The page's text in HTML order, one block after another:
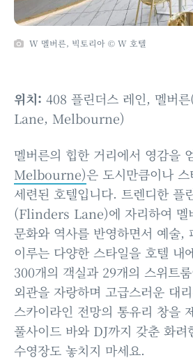
W 멜버른, 빅토리아 © W 호텔
위치: 408 플린더스 레인, 멜버
Lane, Melbourne)
멜버른의 힙한 거리에서 영감을
Melbourne)은 도시만큼이나
세련된 호텔입니다. 트렌디한 플
(Flinders Lane)에 자리하여 멜
문화와 역사를 반영하면서 예술,
이루는 다양한 스타일을 호텔 내
300개의 객실과 29개의 스위트
외관을 자랑하며 고급스러운 대
스카이라인 전망의 통유리 창을
풀사이드 바와 DJ까지 갖춘 화
수영장도 놓치지 마세요.